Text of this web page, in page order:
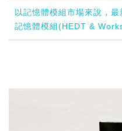
以記憶體模組市場來說，
記憶體模組(HEDT &